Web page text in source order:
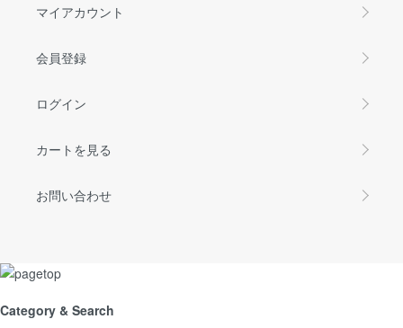
マイアカウント
会員登録
ログイン
カートを見る
お問い合わせ
Category & Search